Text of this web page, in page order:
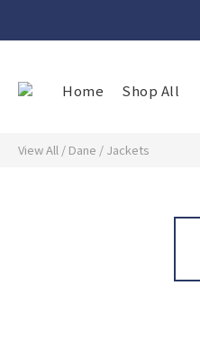
Home Shop All
View All / Dane / Jackets